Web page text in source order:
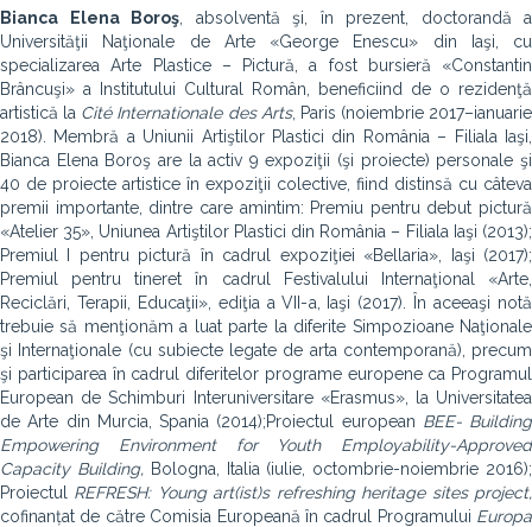
Bianca Elena Boroş , absolventă şi, în prezent, doctorandă a
Universităţii Naţionale de Arte «George Enescu» din Iaşi, cu
specializarea Arte Plastice – Pictură, a fost bursieră «Constantin
Brâncuşi» a Institutului Cultural Român, beneficiind de o rezidenţă
artistică la Cité Internationale des Arts, Paris (noiembrie 2017–ianuarie
2018). Membră a Uniunii Artiştilor Plastici din România – Filiala Iaşi,
Bianca Elena Boroş are la activ 9 expoziţii (şi proiecte) personale şi
40 de proiecte artistice în expoziţii colective, fiind distinsă cu câteva
premii importante, dintre care amintim: Premiu pentru debut pictură
«Atelier 35», Uniunea Artiştilor Plastici din România – Filiala Iaşi (2013);
Premiul I pentru pictură în cadrul expoziţiei «Bellaria», Iaşi (2017);
Premiul pentru tineret în cadrul Festivalului Internaţional «Arte,
Reciclări, Terapii, Educaţii», ediţia a VII-a, Iaşi (2017). În aceeaşi notă
trebuie să menţionăm a luat parte la diferite Simpozioane Naţionale
şi Internaţionale (cu subiecte legate de arta contemporană), precum
şi participarea în cadrul diferitelor programe europene ca Programul
European de Schimburi Interuniversitare «Erasmus», la Universitatea
de Arte din Murcia, Spania (2014);Proiectul european BEE- Building
Empowering Environment for Youth Employability-Approved
Capacity Building,Bologna, Italia (iulie, octombrie-noiembrie 2016);
Proiectul REFRESH: Young art(ist)s refreshing heritage sites project,
cofinanțat de către Comisia Europeană în cadrul Programului Europa